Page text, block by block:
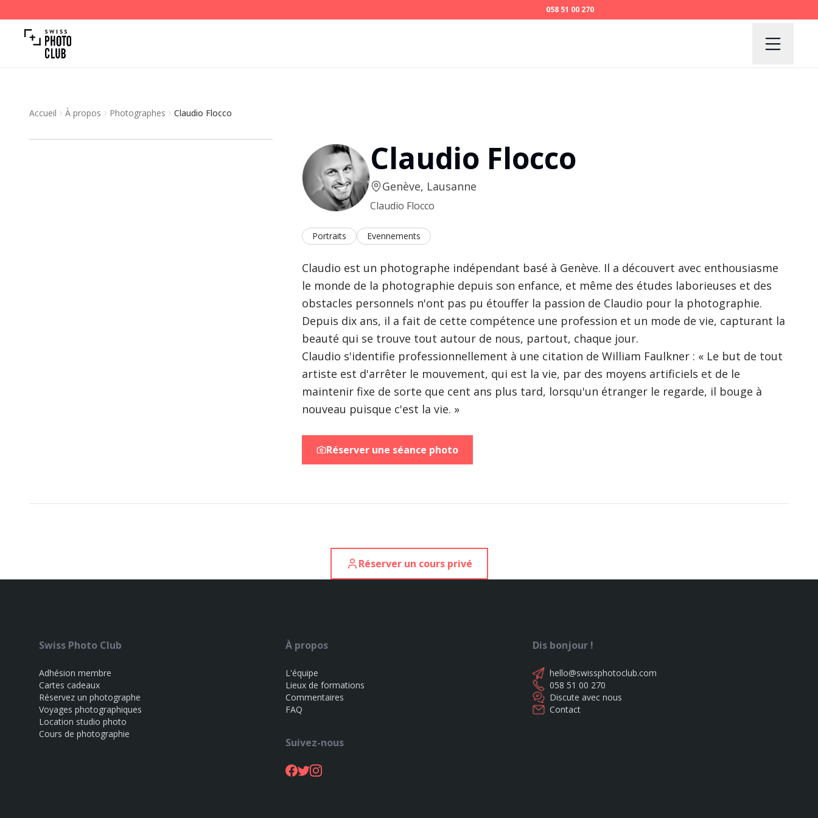
058 51 00 270
Accueil À propos Photographes Claudio Flocco
Claudio Flocco
Genève, Lausanne
Claudio Flocco
Portraits Evennements
Claudio est un photographe indépendant basé à Genève. Il a découvert avec enthousiasme
le monde de la photographie depuis son enfance, et même des études laborieuses et des
obstacles personnels n'ont pas pu étouffer la passion de Claudio pour la photographie.
Depuis dix ans, il a fait de cette compétence une profession et un mode de vie, capturant la
beauté qui se trouve tout autour de nous, partout, chaque jour.
Claudio s'identifie professionnellement à une citation de William Faulkner : « Le but de tout
artiste est d'arrêter le mouvement, qui est la vie, par des moyens artificiels et de le
maintenir fixe de sorte que cent ans plus tard, lorsqu'un étranger le regarde, il bouge à
nouveau puisque c'est la vie. »
Réserver une séance photo
Réserver un cours privé
Swiss Photo Club
Adhésion membre
Cartes cadeaux
Réservez un photographe
Voyages photographiques
Location studio photo
Cours de photographie
À propos
L'équipe
Lieux de formations
Commentaires
FAQ
Suivez-nous
Dis bonjour !
hello@swissphotoclub.com
058 51 00 270
Discute avec nous
Contact